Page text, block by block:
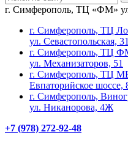
г. Симферополь, ТЦ «ФМ»
г. Симферополь, ТЦ
ул. Севастопольская,
г. Симферополь, ТЦ
ул. Механизаторов, 51
г. Симферополь, ТЦ
Евпаторийское шоссе,
г. Симферополь,
ул. Никанорова, 4Ж
+7 (978) 272-92-48